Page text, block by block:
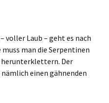
voller Laub – geht es nach
man die Serpentinen
herunterklettern. Der
einen gähnenden